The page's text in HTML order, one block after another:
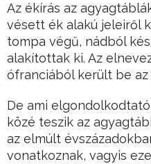
Az ékírás az
vésett ék alakú jeleiről
tompa végű, nádból
alakítottak ki. Az
ófranciából került be az
De ami
közé teszik az
az elmúlt
vonatkoznak, vagyis